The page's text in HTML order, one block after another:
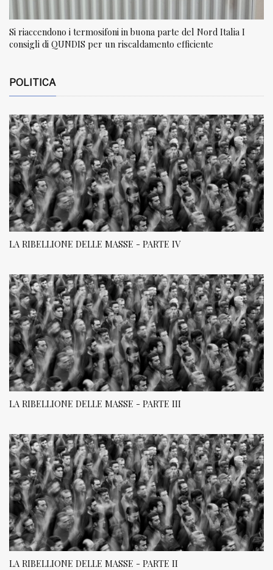
Si riaccendono i termosifoni in buona parte del Nord Italia I
consigli di QUNDIS per un riscaldamento efficiente
POLITICA
LA RIBELLIONE DELLE MASSE - PARTE IV
LA RIBELLIONE DELLE MASSE - PARTE III
LA RIBELLIONE DELLE MASSE - PARTE II